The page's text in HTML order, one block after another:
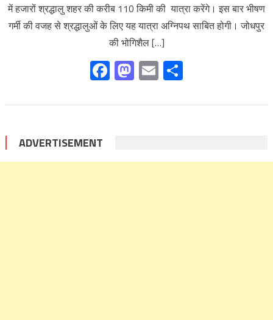
में हजारों श्रद्धालु शहर की करीब 110 किमी की यात्रा करेंगे। इस बार भीषण
गर्मी की वजह से श्रद्धालुओं के लिए यह यात्रा अग्निपथ साबित होगी। जोधपुर
की भोगिशैल […]
Facebook
Mastodon
Email
ADVERTISEMENT